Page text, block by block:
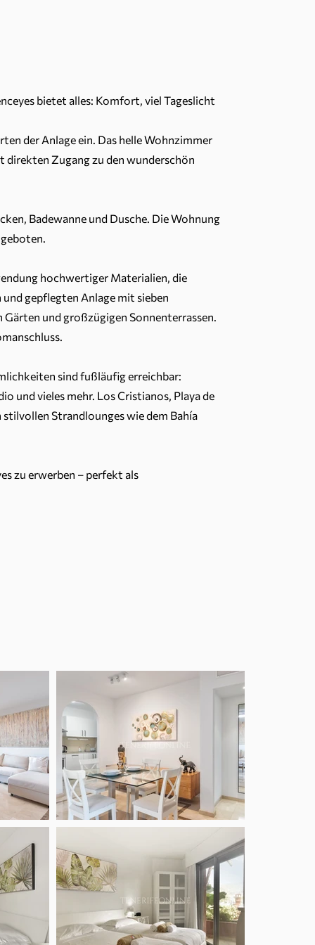
bietet alles: Komfort, viel Tageslicht
der Anlage ein. Das helle Wohnzimmer
direkten Zugang zu den wunderschön
Badewanne und Dusche. Die Wohnung
hochwertiger Materialien, die
gepflegten Anlage mit sieben
und großzügigen Sonnenterrassen.
sind fußläufig erreichbar:
und vieles mehr. Los Cristianos, Playa de
Strandlounges wie dem Bahía
zu erwerben – perfekt als